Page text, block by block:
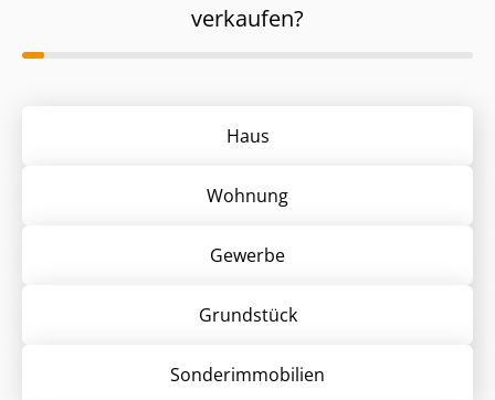
verkaufen?
Haus
Wohnung
Gewerbe
Grund­stück
Sonder­immobilien